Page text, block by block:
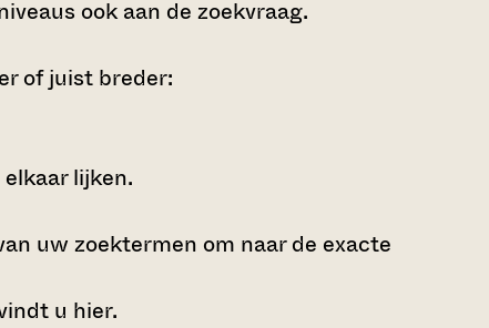
ook aan de zoekvraag.
of juist breder:
lijken.
uw zoektermen om naar de exacte
u hier.